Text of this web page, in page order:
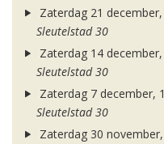
Zaterdag 21
Sleutelstad 30
Zaterdag 14
Sleutelstad 30
Zaterdag 7 december,
Sleutelstad 30
Zaterdag 30